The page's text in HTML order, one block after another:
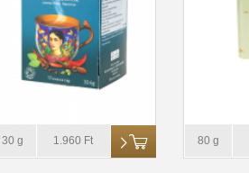
30 g 1.960 Ft 80 g